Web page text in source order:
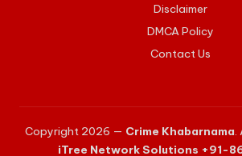
Disclaimer
DMCA Policy
Contact Us
Copyright 2026 — Crime Khabarnama.
iTree Network Solutions +91-